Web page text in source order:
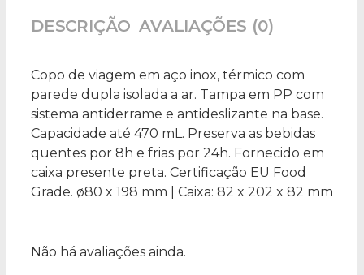
DESCRIÇÃO AVALIAÇÕES (0)
Copo de viagem em aço inox, térmico com
parede dupla isolada a ar. Tampa em PP com
sistema antiderrame e antideslizante na base.
Capacidade até 470 mL. Preserva as bebidas
quentes por 8h e frias por 24h. Fornecido em
caixa presente preta. Certificação EU Food
Grade. ø80 x 198 mm | Caixa: 82 x 202 x 82 mm
Não há avaliações ainda.